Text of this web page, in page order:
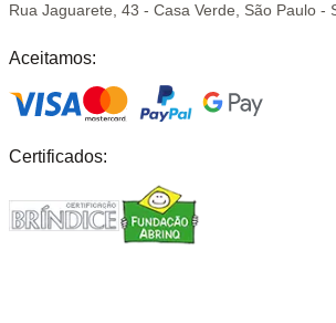
Rua Jaguarete, 43 - Casa Verde, São Paulo -
Aceitamos:
Certificados: